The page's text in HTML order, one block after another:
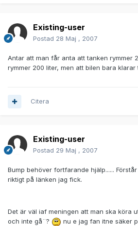
Existing-user
Postad 28 Maj , 2007
Antar att man får anta att tanken rymmer
rymmer 200 liter, men att bilen bara
Citera
Existing-user
Postad 29 Maj , 2007
Bump behöver fortfarande hjälp......
riktigt på länken jag fick.
Det är väl iaf meningen att man ska köra
och inte gå¨?
nu e jag fan itne säker